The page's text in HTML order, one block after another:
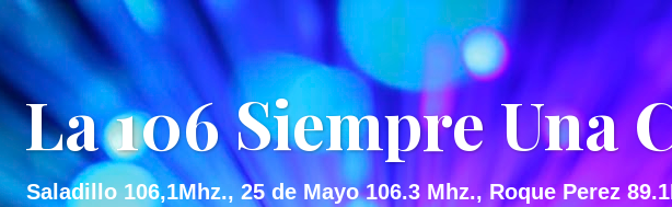
La 106 Siempre Una
Saladillo 106,1Mhz., 25 de Mayo 106.3 Mhz., Roque Perez